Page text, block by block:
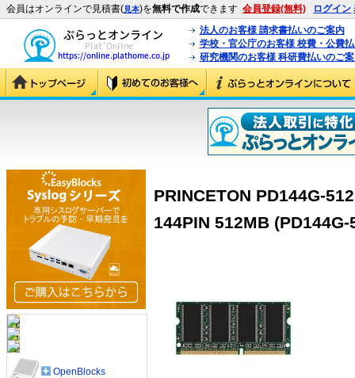
会員はオンラインで見積書(見本)を無料で作成できます 会員登録(無料) ログイン
法人のお客様 請求書払いのご案内
学校・官公庁のお客様 校費・公費
研究機関のお客様 科研費払いのご
PRINCETON PD144G-
144PIN 512MB (PD144G-
OpenBlocks